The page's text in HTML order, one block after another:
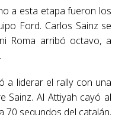
a esta etapa fueron los
Ford. Carlos Sainz se
Roma arribó octavo, a
a liderar el rally con una
Sainz. Al Attiyah cayó al
70 segundos del catalán.